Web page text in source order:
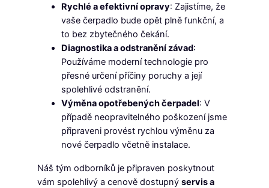
Rychlé a efektivní opravy: Zajistíme, že
vaše čerpadlo bude opět plně funkční, a
to bez zbytečného čekání.
Diagnostika a odstranění závad:
Používáme moderní technologie pro
přesné určení příčiny poruchy a její
spolehlivé odstranění.
Výměna opotřebených čerpadel: V
případě neopravitelného poškození jsme
připraveni provést rychlou výměnu za
nové čerpadlo včetně instalace.
Náš tým odborníků je připraven poskytnout
vám spolehlivý a cenově dostupný servis a